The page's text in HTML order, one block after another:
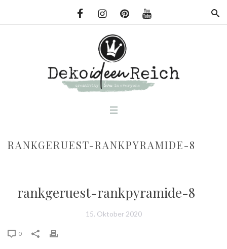
RANKGERUEST-RANKPYRAMIDE-8
rankgeruest-rankpyramide-8
15. Oktober 2020
0